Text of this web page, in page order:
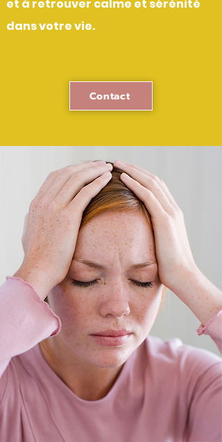
et à retrouver calme et sérénité
dans votre vie.
Contact